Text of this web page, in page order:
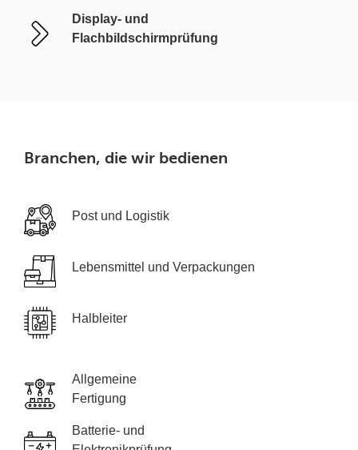
Display- und
Flachbildschirmprüfung
Branchen, die wir bedienen
Post und Logistik
Lebensmittel und Verpackungen
Halbleiter
Allgemeine
Fertigung
Batterie- und